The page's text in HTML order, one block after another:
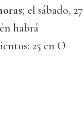
; el sábado, 27
habrá
25 en O